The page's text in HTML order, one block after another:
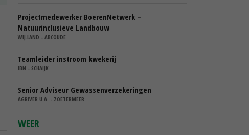
Projectmedewerker BoerenNetwerk –
Natuurinclusieve Landbouw
WIJ.LAND - ABCOUDE
Teamleider instroom kwekerij
IBN - SCHAIJK
Senior Adviseur Gewassenverzekeringen
AGRIVER U.A. - ZOETERMEER
WEER